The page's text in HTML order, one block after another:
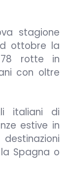
stagione
ottobre la
rotte in
con oltre
italiani di
estive in
Spagna o